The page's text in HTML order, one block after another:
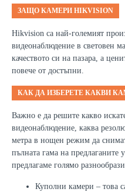
ЗАЩО КАМЕРИ HIKVISION
Hikvision са най-големият
видеонаблюдение в световен
качеството си на пазара, а
повече от достъпни.
КАК ДА ИЗБЕРЕТЕ КАКВИ
Важно е да решите какво
видеонаблюдение, каква
метра в нощен режим да
пълната гама на предлаганите
предлагаме голямо
Куполни камери – това